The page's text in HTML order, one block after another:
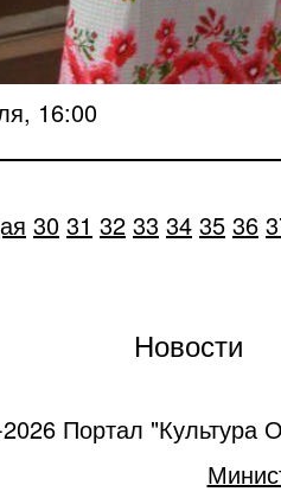
16:00
30 31 32 33 34 35 36
Новости
Портал "Культура